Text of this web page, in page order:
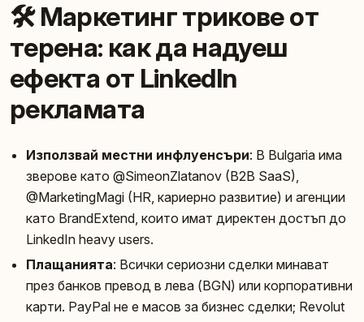
🛠️ Маркетинг трикове от
терена: как да надуеш
ефекта от LinkedIn
рекламата
Използвай местни инфлуенсъри: В Bulgaria има
зверове като @SimeonZlatanov (B2B SaaS),
@MarketingMagi (HR, кариерно развитие) и агенции
като BrandExtend, които имат директен достъп до
LinkedIn heavy users.
Плащанията: Всички сериозни сделки минават
през банков превод в лева (BGN) или корпоративни
карти. PayPal не е масов за бизнес сделки; Revolut